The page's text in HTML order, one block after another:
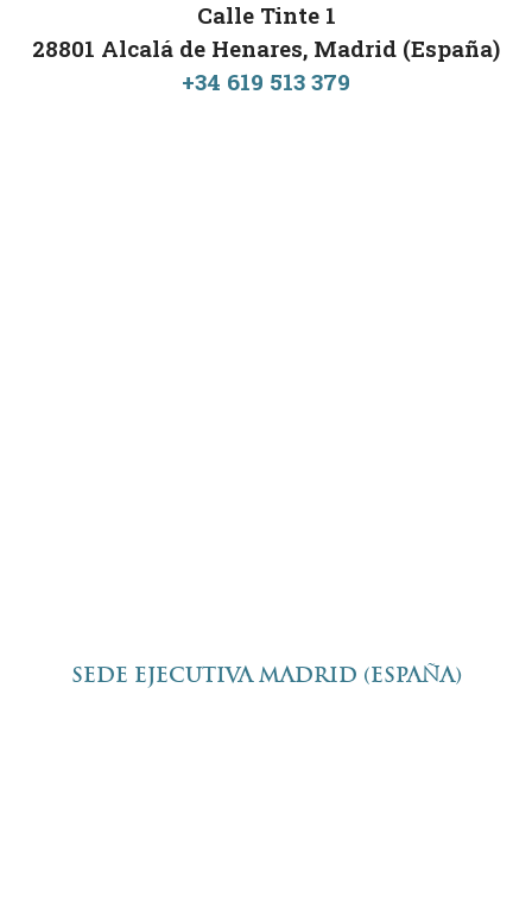
Calle Tinte 1
28801 Alcalá de Henares, Madrid (España)
+34 619 513 379
SEDE EJECUTIVA MADRID (ESPAÑA)